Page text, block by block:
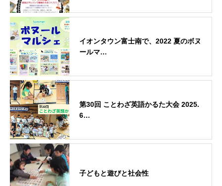
イオンタウン富士南で、2022 夏のボヌ
ールマ…
第30回 ことわざ英語かるた大会 2025.
6…
子どもと遊びと社会性